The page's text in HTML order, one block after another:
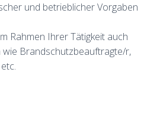
und betrieblicher Vorgaben
Rahmen Ihrer Tätigkeit auch
Brandschutzbeauftragte/r,